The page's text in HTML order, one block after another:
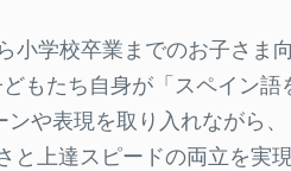
学校卒業までのお子さま
もたち自身が「スペイン
や表現を取り入れながら
上達スピードの両立を実